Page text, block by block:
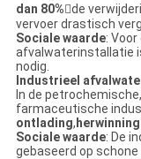
dan 80%de
vervoer drastisch
Sociale waarde:
afvalwaterinstallatie
nodig.
Industrieel
In de
farmaceutische
ontlading,
Sociale waarde: De
gebaseerd op